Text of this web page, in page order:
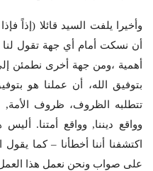
وأخيرا يلفت السيد قائلا (إذاً
أن نسكت أمام أي جهة تقول
أهمية ،ومن جهة أخرى نطمئن
بتوفيق الله، أن عملنا هو
تتطلبه الظروف، ظروف
وواقع ديننا, وواقع أمتنا.
اكتشفنا أننا أخطأنا – كما يقول
على صواب ونحن نعمل هذا